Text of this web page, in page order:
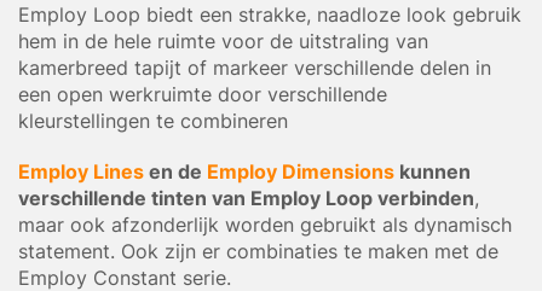
Employ Loop biedt een strakke, naadloze look gebruik
hem in de hele ruimte voor de uitstraling van
kamerbreed tapijt of markeer verschillende delen in
een open werkruimte door verschillende
kleurstellingen te combineren
Employ Lines en de Employ Dimensions kunnen
verschillende tinten van Employ Loop verbinden,
maar ook afzonderlijk worden gebruikt als dynamisch
statement. Ook zijn er combinaties te maken met de
Employ Constant serie.